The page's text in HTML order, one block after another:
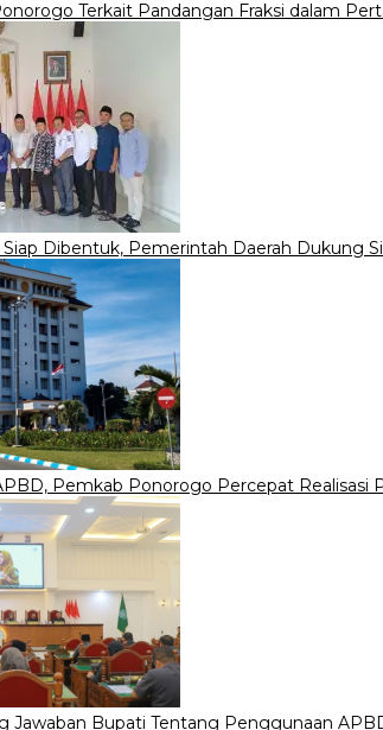
Terkait Pandangan Fraksi dalam
Dibentuk, Pemerintah Daerah Dukung
Pemkab Ponorogo Percepat Realisasi
Jawaban Bupati Tentang Penggunaan